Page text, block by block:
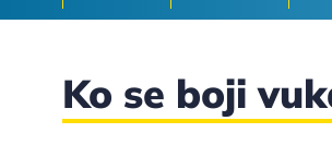
Ko se boji